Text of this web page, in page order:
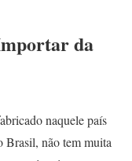
da
naquele país
Brasil, não tem muita